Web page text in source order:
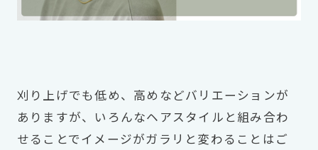
刈り上げでも低め、高めなどバリエーションが
ありますが、いろんなヘアスタイルと組み合わ
せることでイメージがガラリと変わることはご